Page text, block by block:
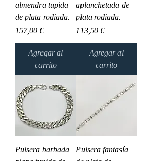
almendra tupida
de plata rodiada.
Precio
157,00 €
Agregar al
carrito
aplanchetada de
plata rodiada.
Precio
113,50 €
Agregar al
carrito
Pulsera barbada
Pulsera fantasía